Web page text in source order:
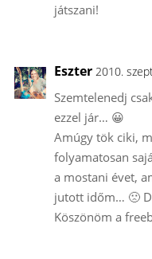
játszani!
Eszter 2010.
Szemtelenedj
ezzel jár… 😀
Amúgy tök ciki,
folyamatosan
a mostani évet,
jutott időm… 🙁
Köszönöm a